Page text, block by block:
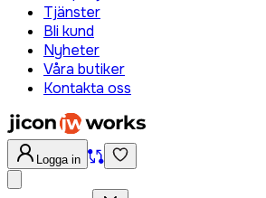
Tjänster
Bli kund
Nyheter
Våra butiker
Kontakta oss
Logga in